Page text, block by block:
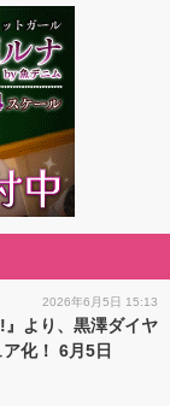
2026年6月5日 15:13
』より、黒澤ダイヤ
化！ 6月5日